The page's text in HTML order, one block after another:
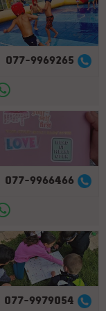
077-9969265
077-9966466
077-9979054